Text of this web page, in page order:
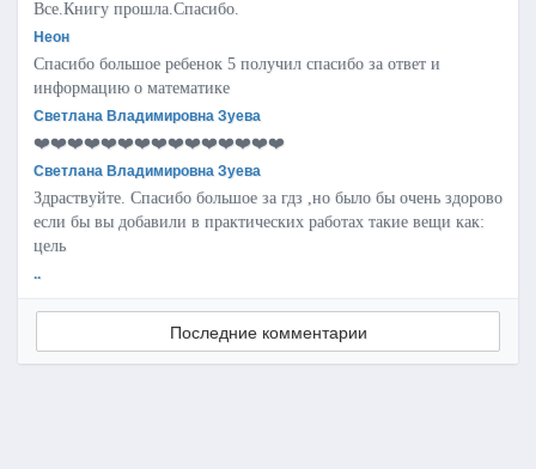
Все.Книгу прошла.Спасибо.
Неон
Спасибо большое ребенок 5 получил спасибо за ответ и
информацию о математике
Светлана Владимировна Зуева
❤️❤️❤️❤️❤️❤️❤️❤️❤️❤️❤️❤️❤️❤️❤️
Светлана Владимировна Зуева
Здраствуйте. Спасибо большое за гдз ,но было бы очень здорово
если бы вы добавили в практических работах такие вещи как:
цель
..
Последние комментарии